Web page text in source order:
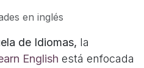
en inglés
de Idiomas, la
English está enfocada